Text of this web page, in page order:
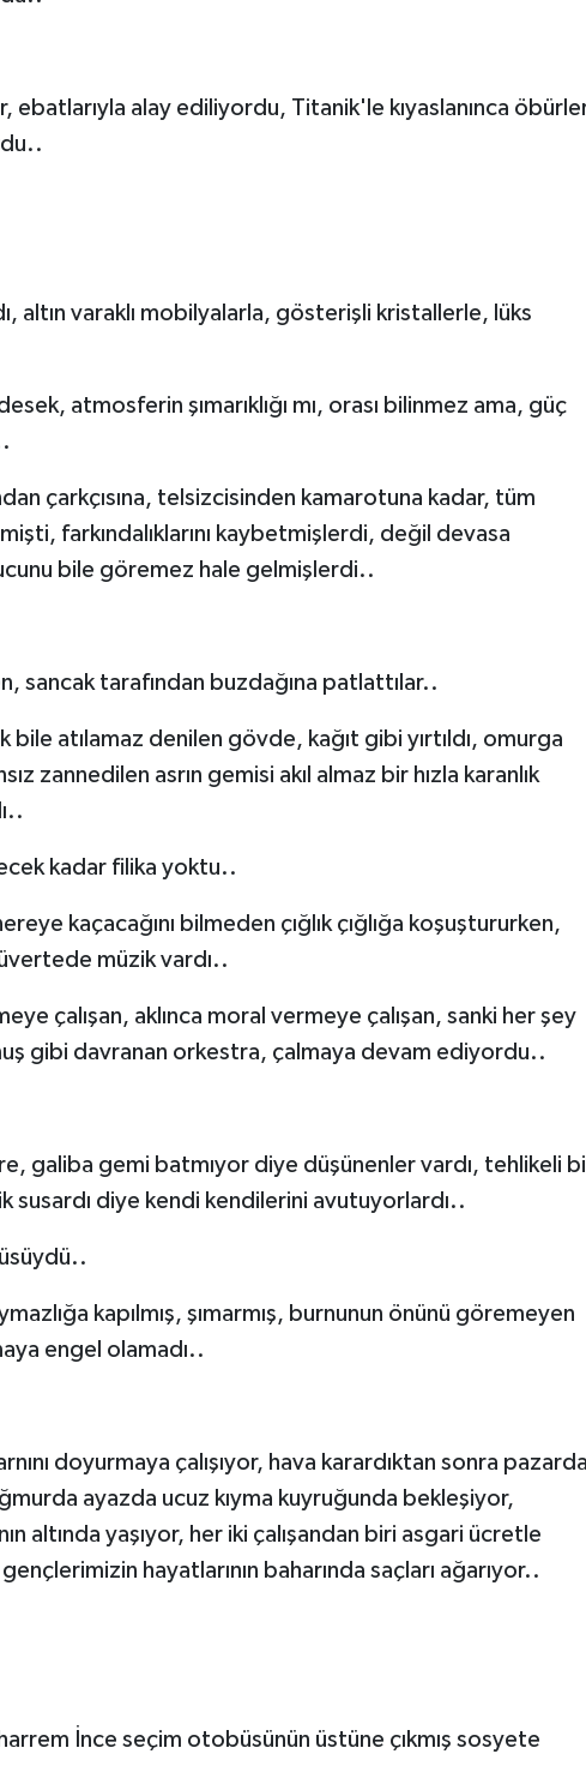
ebatlarıyla alay ediliyordu, Titanik'le kıyaslanınca
altın varaklı mobilyalarla, gösterişli kristallerle, lüks
atmosferin şımarıklığı mı, orası bilinmez ama, güç
çarkçısına, telsizcisinden kamarotuna kadar, tüm
farkındalıklarını kaybetmişlerdi, değil devasa
bile göremez hale gelmişlerdi..
sancak tarafından buzdağına patlattılar..
bile atılamaz denilen gövde, kağıt gibi yırtıldı, omurga
zannedilen asrın gemisi akıl almaz bir hızla karanlık
kadar filika yoktu..
kaçacağını bilmeden çığlık çığlığa koşuştururken,
müzik vardı..
çalışan, aklınca moral vermeye çalışan, sanki her şey
gibi davranan orkestra, çalmaya devam ediyordu..
galiba gemi batmıyor diye düşünenler vardı, tehlikeli
susardı diye kendi kendilerini avutuyorlardı..
kapılmış, şımarmış, burnunun önünü göremeyen
engel olamadı..
doyurmaya çalışıyor, hava karardıktan sonra pazarda
ayazda ucuz kıyma kuyruğunda bekleşiyor,
altında yaşıyor, her iki çalışandan biri asgari ücretle
hayatlarının baharında saçları ağarıyor..
İnce seçim otobüsünün üstüne çıkmış sosyete